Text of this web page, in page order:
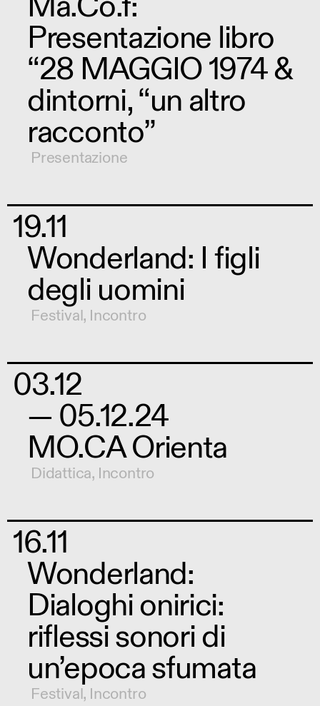
Presentazione libro
“28 MAGGIO 1974 &
dintorni, “un altro
racconto”
Presentazione
19.11
Wonderland: I figli
degli uomini
Festival, Incontro
03.12
— 05.12.24
MO.CA Orienta
Didattica, Incontro
16.11
Wonderland:
Dialoghi onirici:
riflessi sonori di
un’epoca sfumata
Festival, Incontro